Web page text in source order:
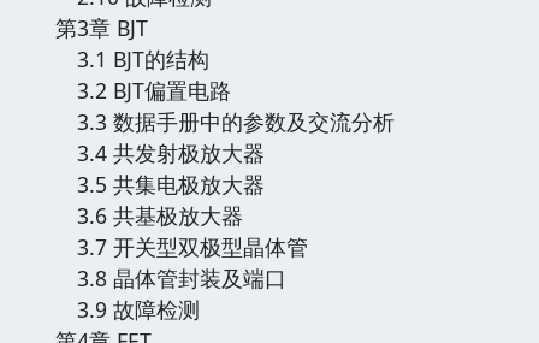
第3章 BJT
3.1 BJT的结构
3.2 BJT偏置电路
3.3 数据手册中的参数及交流分析
3.4 共发射极放大器
3.5 共集电极放大器
3.6 共基极放大器
3.7 开关型双极型晶体管
3.8 晶体管封装及端口
3.9 故障检测